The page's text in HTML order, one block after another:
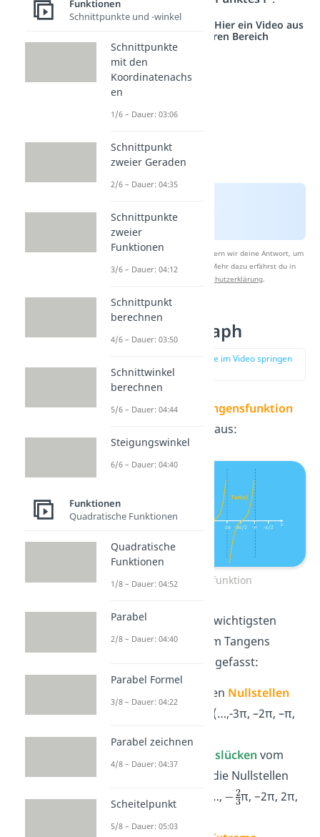
Studyflix vernetzt: Hier ein Video aus
einem anderen Bereich
Nach Beantwortung speichern wir deine Antwort, um
Studyflix zu verbessern. Mehr dazu erfährst du in
Datenschutzerklärung.
Tangens Graph
zur Stelle im Video springen
Der Graph der
Tangensfunktion
sieht übrigens so aus:
Tangensfunktion
Wir haben dir die wichtigsten
Eigenschaften vom Tangens
Graph zusammengefasst:
Er hat dieselben Nullstellen
wie der Sinus (…,-3π, –2π, –π,
, , 2π
Definitionslücken vom
Tangens sind die Nullstellen
des Cosinus (…, π,−2π,2π,
Funktionen
Schnittpunkte und -winkel
Schnittpunkte
mit den
Koordinatenachs
en
1/6 – Dauer: 03:06
Schnittpunkt
zweier Geraden
2/6 – Dauer: 04:35
Schnittpunkte
zweier
Funktionen
3/6 – Dauer: 04:12
Schnittpunkt
berechnen
4/6 – Dauer: 03:50
Schnittwinkel
berechnen
5/6 – Dauer: 04:44
Steigungswinkel
6/6 – Dauer: 04:40
Funktionen
Quadratische Funktionen
Quadratische
Funktionen
1/8 – Dauer: 04:52
Parabel
2/8 – Dauer: 04:40
Parabel Formel
3/8 – Dauer: 04:22
Parabel zeichnen
4/8 – Dauer: 04:37
Scheitelpunkt
5/8 – Dauer: 05:03